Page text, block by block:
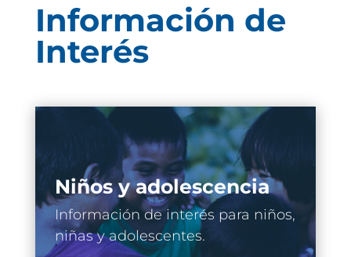
Información de
Interés
Niños y adolescencia
Información de interés para niños,
niñas y adolescentes.